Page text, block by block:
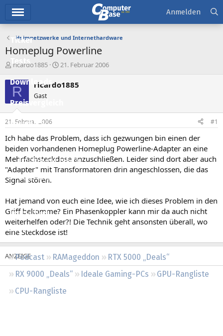
Ticker
Tests
Downloads
Preisvergleich
Forum
Aktuelles
Empfohlene Inhalte
Neue Beiträge
Leserartikel
Regeln
Podcast RAMageddon
RTX 5000 „Deals“
RX 9000 „Deals“
Ideale Gaming-PCs
GPU-Rangliste
CPU-Rangliste
Anmelden
Heimnetzwerke und Internethardware
Homeplug Powerline
E
s
t
e
e
r
ricardo1885
E
s
t
a
21. Februar 2006
R ricardo1885
Gast
21. Februar 2006 #1
Ich habe das Problem, dass ich gezwungen bin einen der
beiden vorhandenen Homeplug Powerline-Adapter an eine
Mehrfachsteckdose anzuschließen. Leider sind dort aber auch
"Adapter" mit Transformatoren drin angeschlossen, die das
Signal stören.
Hat jemand von euch eine Idee, wie ich dieses Problem in den
Griff bekomme? Ein Phasenkoppler kann mir da auch nicht
weiterhelfen oder?! Die Technik geht ansonsten überall, wo
eine Steckdose ist!